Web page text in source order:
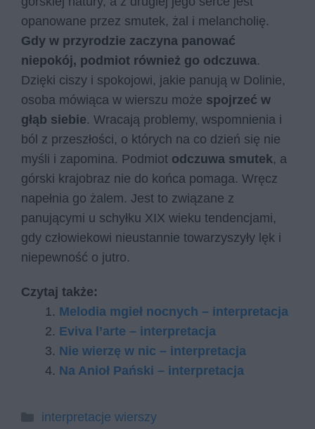
opanowane przez smutek, żal i melancholię.
Gdy w przyrodzie zaczyna panować
niepokój, podmiot również go odczuwa.
Dzięki ciszy i spokojowi, jakie panują w Dolinie,
osoba mówiąca w wierszu może spojrzeć w
głąb siebie. Wracają problemy, wspomnienia i
ból z przeszłości, o których na co dzień się nie
myśli i zapomina. Podmiot odczuwa smutek, a
górski krajobraz nie do końca pomaga. Wręcz
napełnia go żalem. Jest to związane z
panującymi u schyłku XIX wieku tendencjami,
gdy człowiekowi nieustannie towarzyszyły lęk i
niepewność o jutro.
Czytaj także:
Melodia mgieł nocnych – interpretacja
Eviva l’arte – interpretacja
Nie wierzę w nic – interpretacja
Na Anioł Pański – interpretacja
Kategorie
interpretacje wierszy